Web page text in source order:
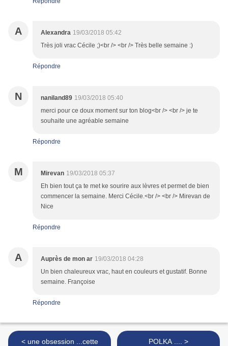
A Alexandra 19/03/2018 05:42
Très joli vrac Cécile ;)<br /> <br /> Très belle semaine :)
Répondre
N naniland89 19/03/2018 05:40
merci pour ce doux moment sur ton blog<br /> <br /> je te
souhaite une agréable semaine
Répondre
M Mirevan 19/03/2018 05:37
Eh bien tout ça te met ke sourire aux lèvres et permet de bien
commencer la semaine. Merci Cécile.<br /> <br /> Mirevan de
Nice
Répondre
A Auprès de mon ar 19/03/2018 04:28
Un bien chaleureux vrac, haut en couleurs et gustatif. Bonne
semaine. Françoise
Répondre
< une obsession ...cette POLKA .... >